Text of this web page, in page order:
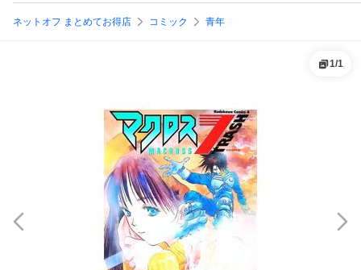
ネットオフ まとめてお得店 コミック 青年
1/1